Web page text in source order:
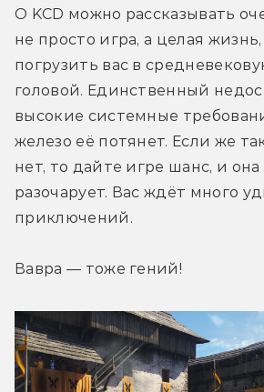
О KCD можно рассказывать
не просто игра, а целая
погрузить вас в
головой. Единственный
высокие системные
железо её потянет. Если же
нет, то дайте игре шанс, и она
разочарует. Вас ждёт много
приключений.
Вавра — тоже гений!